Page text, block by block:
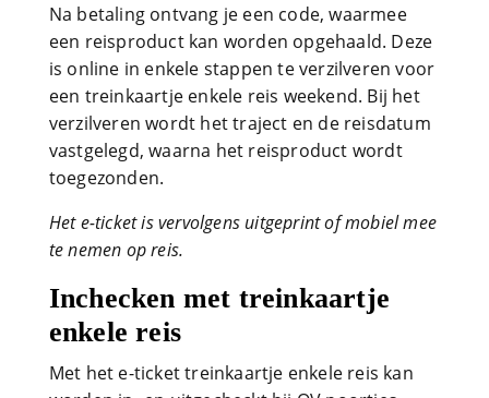
Na betaling ontvang je een code, waarmee
een reisproduct kan worden opgehaald. Deze
is online in enkele stappen te verzilveren voor
een treinkaartje enkele reis weekend. Bij het
verzilveren wordt het traject en de reisdatum
vastgelegd, waarna het reisproduct wordt
toegezonden.
Het e-ticket is vervolgens uitgeprint of mobiel mee
te nemen op reis.
Inchecken met treinkaartje
enkele reis
Met het e-ticket treinkaartje enkele reis kan